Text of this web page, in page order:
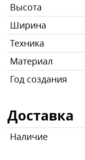
Высота
Ширина
Техника
Материал
Год создания
Доставка
Наличие